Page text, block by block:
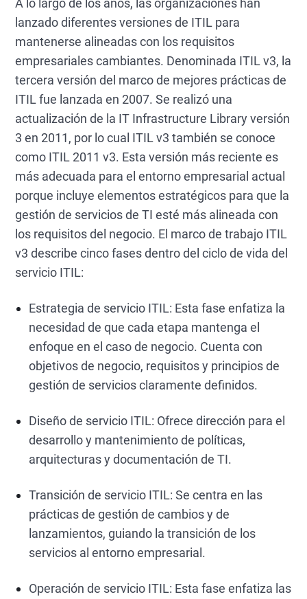
lanzado diferentes versiones de ITIL para
mantenerse alineadas con los requisitos
empresariales cambiantes. Denominada ITIL v3, la
tercera versión del marco de mejores prácticas de
ITIL fue lanzada en 2007. Se realizó una
actualización de la IT Infrastructure Library versión
3 en 2011, por lo cual ITIL v3 también se conoce
como ITIL 2011 v3. Esta versión más reciente es
más adecuada para el entorno empresarial actual
porque incluye elementos estratégicos para que la
gestión de servicios de TI esté más alineada con
los requisitos del negocio. El marco de trabajo ITIL
v3 describe cinco fases dentro del ciclo de vida del
servicio ITIL:
Estrategia de servicio ITIL: Esta fase enfatiza la
necesidad de que cada etapa mantenga el
enfoque en el caso de negocio. Cuenta con
objetivos de negocio, requisitos y principios de
gestión de servicios claramente definidos.
Diseño de servicio ITIL: Ofrece dirección para el
desarrollo y mantenimiento de políticas,
arquitecturas y documentación de TI.
Transición de servicio ITIL: Se centra en las
prácticas de gestión de cambios y de
lanzamientos, guiando la transición de los
servicios al entorno empresarial.
Operación de servicio ITIL: Esta fase enfatiza las